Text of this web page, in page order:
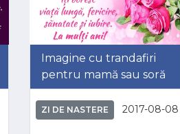
Imagine cu trandafiri
pentru mamă sau soră
ZI DE NASTERE 2017-08-08